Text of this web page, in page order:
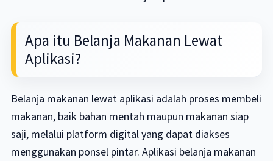
Apa itu Belanja Makanan Lewat
Aplikasi?
Belanja makanan lewat aplikasi adalah proses membeli
makanan, baik bahan mentah maupun makanan siap
saji, melalui platform digital yang dapat diakses
menggunakan ponsel pintar. Aplikasi belanja makanan